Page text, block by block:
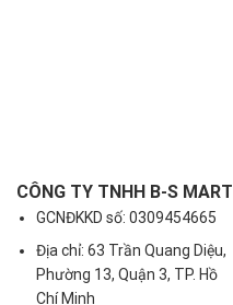
CÔNG TY TNHH B-S MART
GCNĐKKD số: 0309454665
Địa chỉ: 63 Trần Quang Diệu,
Phường 13, Quận 3, TP. Hồ
Chí Minh